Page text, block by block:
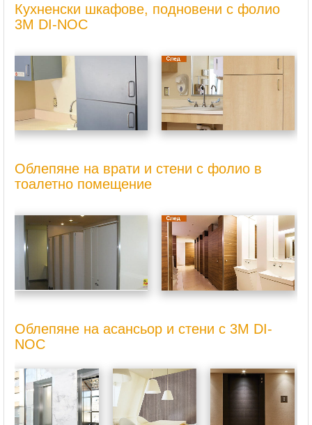
Кухненски шкафове, подновени с фолио
3M DI-NOC
Облепяне на врати и стени с фолио в
тоалетно помещение
Облепяне на асансьор и стени с 3M DI-
NOC